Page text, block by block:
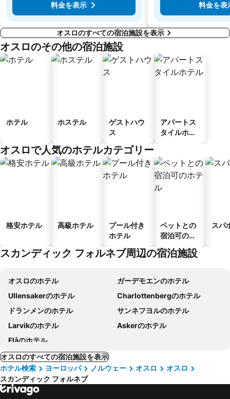
料金を表示
料金を表
オスロのすべての宿泊施設を表示
オスロのその他の宿泊施設
ホテル ホステル
ゲストハウ
ス
アパートス
タイルホテ
オスロで人気のホテルカテゴリー
格安ホテル 高級ホテル
プール付き
ホテル
ペットとの
宿泊可のホ
テル
スパ
スカンディック フォルネブ周辺の宿泊施設
オスロのホテル
ガーデモエンのホテル
Ullensakerのホテル
Charlottenbergのホテル
ドランメンのホテル
サンネフヨルのホテル
Larvikのホテル
Askerのホテル
Flåのホテル
オスロのすべての宿泊施設を表示
ホテル検索
ヨーロッパ ノルウェー オスロ
オスロ
スカンディック フォルネブ